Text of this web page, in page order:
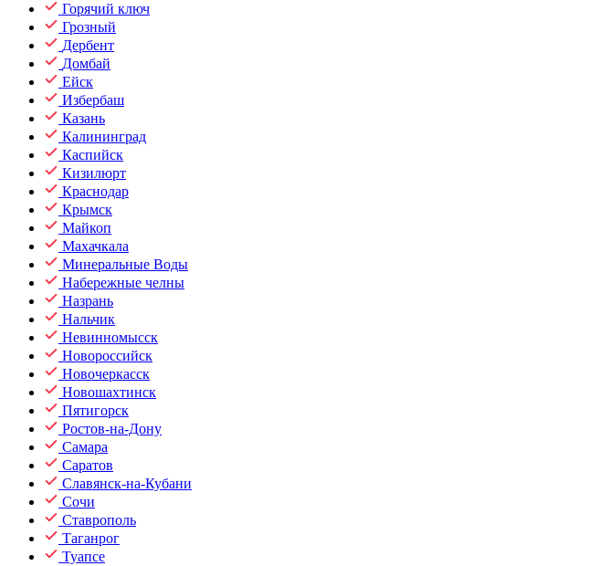
Горячий ключ
Грозный
Дербент
Домбай
Ейск
Избербаш
Казань
Калининград
Каспийск
Кизилюрт
Краснодар
Крымск
Майкоп
Махачкала
Минеральные Воды
Набережные челны
Назрань
Нальчик
Невинномысск
Новороссийск
Новочеркасск
Новошахтинск
Пятигорск
Ростов-на-Дону
Самара
Саратов
Славянск-на-Кубани
Сочи
Ставрополь
Таганрог
Туапсе